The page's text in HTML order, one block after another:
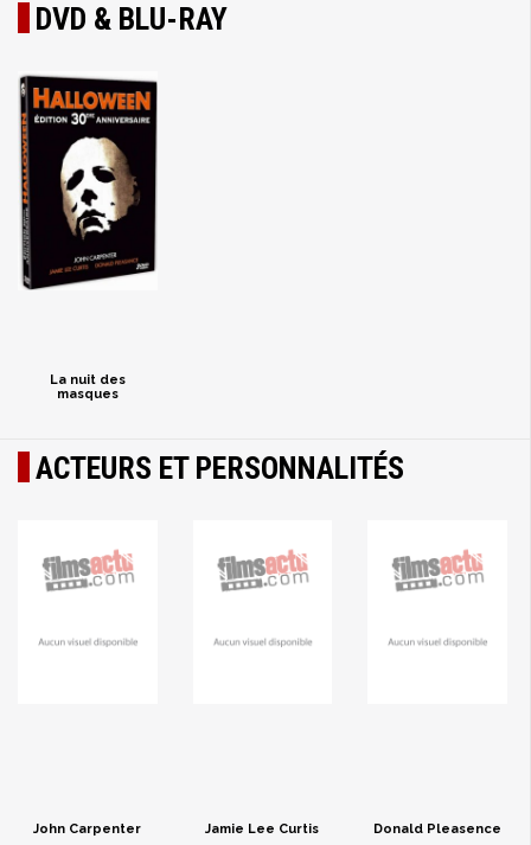
DVD & BLU-RAY
La nuit des
masques
ACTEURS ET PERSONNALITÉS
John Carpenter Jamie Lee Curtis Donald Pleasence